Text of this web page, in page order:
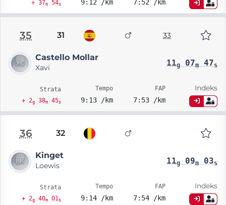
+ 37m54s 9:12 /km 7:52 /km
35 31 33
Castello Mollar
Xavi 11g07m47s
Strata
+ 2g38m45s
Tempo
9:13 /km
FAP
7:53 /km
Indeks
36 32
Kinget
Loewis 11g09m03s
Strata
+ 2g40m01s
Tempo
9:14 /km
FAP
7:54 /km
Indeks